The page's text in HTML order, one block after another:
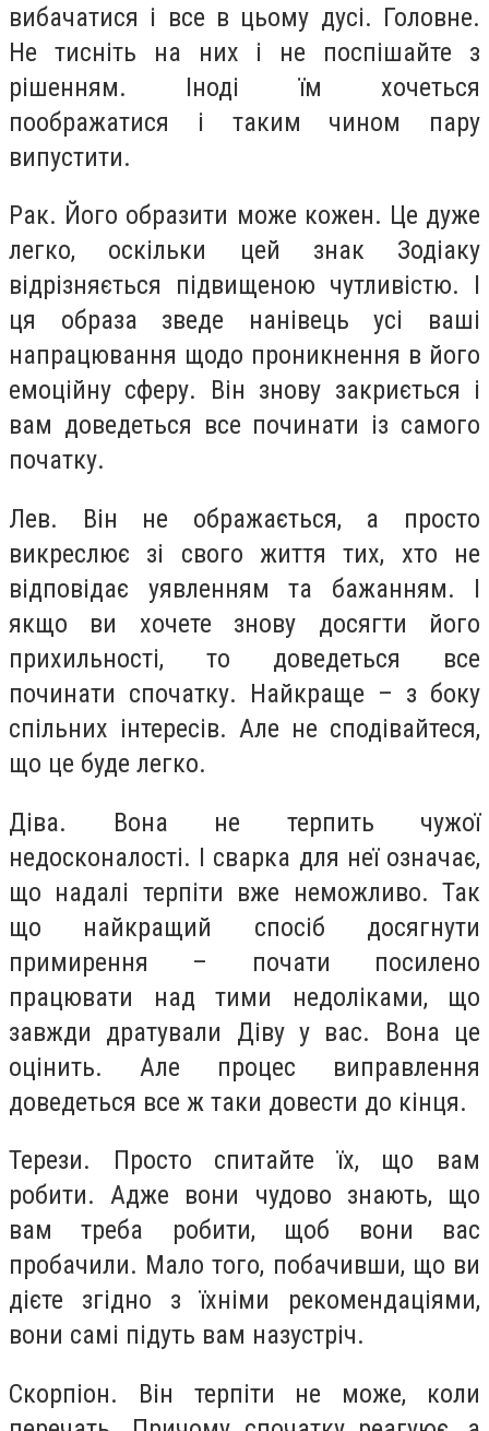
вибачатися і все в цьому дусі. Головне.
Не тисніть на них і не поспішайте з
рішенням. Іноді їм хочеться
поображатися і таким чином пару
випустити.
Рак. Його образити може кожен. Це дуже
легко, оскільки цей знак Зодіаку
відрізняється підвищеною чутливістю. І
ця образа зведе нанівець усі ваші
напрацювання щодо проникнення в його
емоційну сферу. Він знову закриється і
вам доведеться все починати із самого
початку.
Лев. Він не ображається, а просто
викреслює зі свого життя тих, хто не
відповідає уявленням та бажанням. І
якщо ви хочете знову досягти його
прихильності, то доведеться все
починати спочатку. Найкраще – з боку
спільних інтересів. Але не сподівайтеся,
що це буде легко.
Діва. Вона не терпить чужої
недосконалості. І сварка для неї означає,
що надалі терпіти вже неможливо. Так
що найкращий спосіб досягнути
примирення – почати посилено
працювати над тими недоліками, що
завжди дратували Діву у вас. Вона це
оцінить. Але процес виправлення
доведеться все ж таки довести до кінця.
Терези. Просто спитайте їх, що вам
робити. Адже вони чудово знають, що
вам треба робити, щоб вони вас
пробачили. Мало того, побачивши, що ви
дієте згідно з їхніми рекомендаціями,
вони самі підуть вам назустріч.
Скорпіон. Він терпіти не може, коли